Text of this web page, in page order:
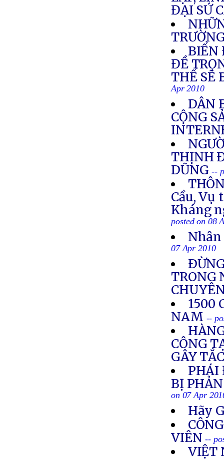
ĐẠI SỨ
BIỂN
ĐỀ
THỂ SẼ
Apr 2010
DÂN
CỘNG
THỊNH
DŨNG --
Cầu,
Kháng
posted on 08
07 Apr 2010
TRONG
1500
NAM --
CÔNG
GÂY
PHÁI
BỊ
on 07 Apr
Hãy
VIÊN --
VIỆT